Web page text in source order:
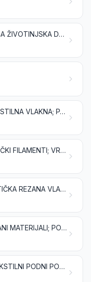
VUNA, FINA ILI GRUBA ŽIVOTINJSKA DLAKA; PREĐA I TKANINE OD KONJSKE DLAKE
OSTALA BILJNA TEKSTILNA VLAKNA; PAPIRNA PREĐA I TKANINE OD PAPIRNE PREĐE
UMJETNI ILI SINTETIČKI FILAMENTI; VRPCE I SLIČNI OBLICI OD UMJETNIH ILI SINTETIČKIH TEKSTILNIH MATERIJALA
UMJETNA ILI SINTETIČKA REZANA VLAKNA
VATA, PUST I NETKANI MATERIJALI; POSEBNA PREĐA; KONOPI, UZICE I UŽAD TE PROIZVODI OD NJIH
SAGOVI I OSTALI TEKSTILNI PODNI POKRIVAČI